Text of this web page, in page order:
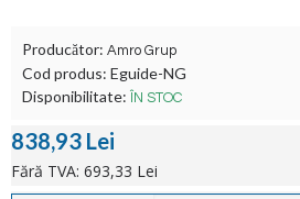
Producător: Amro Grup
Cod produs: Eguide-NG
Disponibilitate:
ÎN STOC
838,93 Lei
Fără TVA: 693,33 Lei